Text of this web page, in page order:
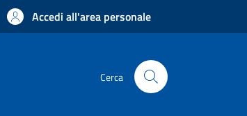
Accedi all'area personale
Cerca